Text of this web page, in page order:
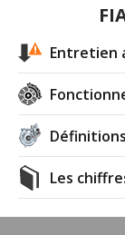
Entretien
Les